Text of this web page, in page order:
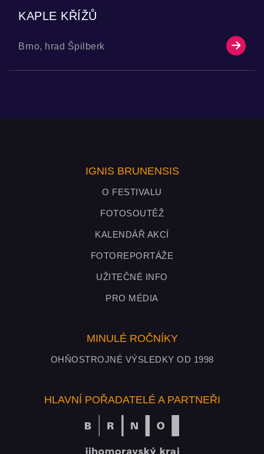
KAPLE KŘÍŽŮ
Brno, hrad Špilberk
IGNIS BRUNENSIS
O FESTIVALU
FOTOSOUTĚŽ
KALENDÁŘ AKCÍ
FOTOREPORTÁŽE
UŽITEČNÉ INFO
PRO MÉDIA
MINULÉ ROČNÍKY
OHŇOSTROJNÉ VÝSLEDKY OD 1998
HLAVNÍ POŘADATELÉ A PARTNEŘI